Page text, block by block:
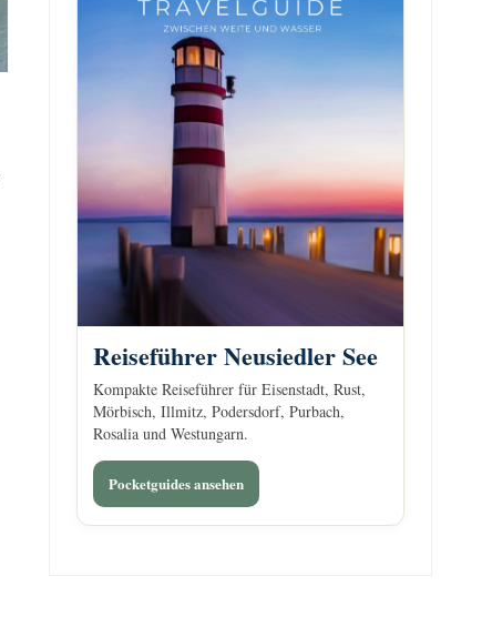
Reiseführer Neusiedler See
Kompakte Reiseführer für Eisenstadt, Rust,
Mörbisch, Illmitz, Podersdorf, Purbach,
Rosalia und Westungarn.
Pocketguides ansehen